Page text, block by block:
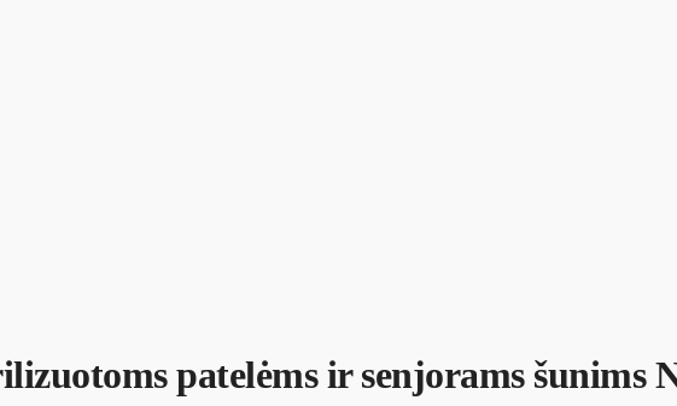
patelėms ir senjorams šunims